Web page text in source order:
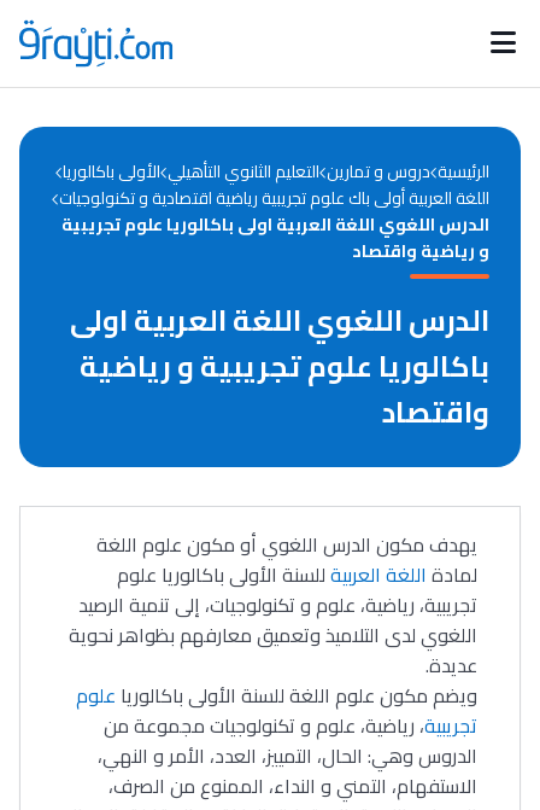
Catégories
d'actualités
Annonces bourses
الرئيسية دروس و تمارين التعليم الثانوي التأهيلي الأولى باكالوريا
اللغة العربية أولى باك علوم تجريبية رياضية اقتصادية و تكنولوجيات
الدرس اللغوي اللغة العربية اولى باكالوريا علوم تجريبية
و رياضية واقتصاد
الدرس اللغوي اللغة العربية اولى
باكالوريا علوم تجريبية و رياضية
واقتصاد
يهدف مكون الدرس اللغوي أو مكون علوم اللغة
لمادة اللغة العربيةللسنة الأولى باكالوريا علوم
تجريبية، رياضية، علوم و تكنولوجيات، إلى تنمية الرصيد
اللغوي لدى التلاميذ وتعميق معارفهم بظواهر نحوية
عديدة.
ويضم مكون علوم اللغة للسنة الأولى باكالوريا علوم
تجريبية، رياضية، علوم و تكنولوجيات مجموعة من
الدروس وهي: الحال، التمييز، العدد، الأمر و النهي،
الاستفهام، التمني و النداء، الممنوع من الصرف،